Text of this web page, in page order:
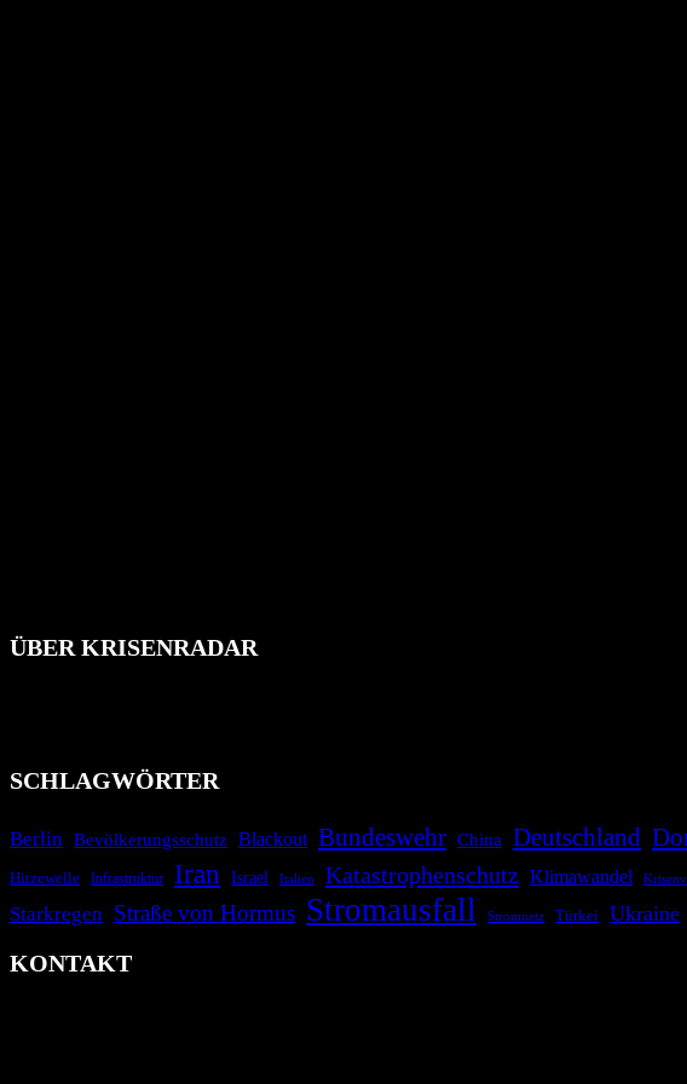
ÜBER KRISENRADAR
SCHLAGWÖRTER
Berlin Bevölkerungsschutz Blackout Bundeswehr China Deutschland
Hitzewelle Infrastruktur Iran Israel Italien Katastrophenschutz Klimawandel
Starkregen Straße von Hormus Stromausfall Stromnetz Türkei Ukraine
KONTAKT